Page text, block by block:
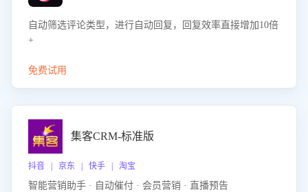
自动筛选评论类型，进行自动回复，回复效率直接增加10倍
+
免费试用
集客CRM-标准版
抖音 | 京东 | 快手 | 淘宝
智能营销助手 · 自动催付 · 会员营销 · 直播预告